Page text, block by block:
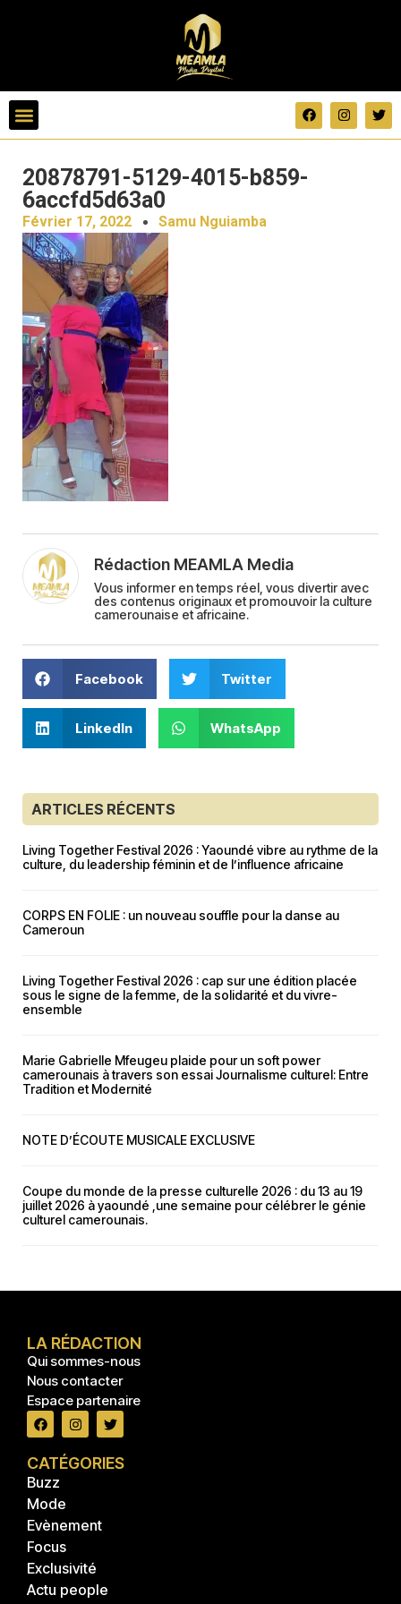
20878791-5129-4015-b859-
6accfd5d63a0
Février 17, 2022 Samu Nguiamba
Rédaction MEAMLA Media
Vous informer en temps réel, vous divertir avec
des contenus originaux et promouvoir la culture
camerounaise et africaine.
Facebook Twitter
LinkedIn WhatsApp
ARTICLES RÉCENTS
Living Together Festival 2026 : Yaoundé vibre au rythme de la
culture, du leadership féminin et de l’influence africaine
CORPS EN FOLIE : un nouveau souffle pour la danse au
Cameroun
Living Together Festival 2026 : cap sur une édition placée
sous le signe de la femme, de la solidarité et du vivre-
ensemble
Marie Gabrielle Mfeugeu plaide pour un soft power
camerounais à travers son essai Journalisme culturel: Entre
Tradition et Modernité
NOTE D’ÉCOUTE MUSICALE EXCLUSIVE
Coupe du monde de la presse culturelle 2026 : du 13 au 19
juillet 2026 à yaoundé ,une semaine pour célébrer le génie
culturel camerounais.
LA RÉDACTION
Qui sommes-nous
Nous contacter
Espace partenaire
CATÉGORIES
Buzz
Mode
Evènement
Focus
Exclusivité
Actu people